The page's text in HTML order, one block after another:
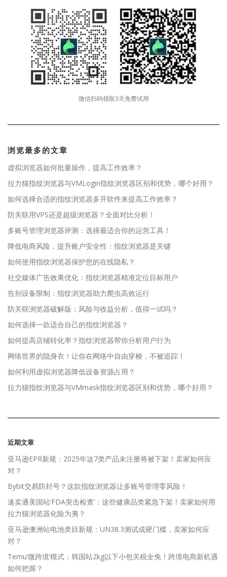
微信扫码领取3天免费试用
浏览最多的文章
虚拟浏览器如何批量操作，提高工作效率？
拉力猫指纹浏览器与VMLogin指纹浏览器区别和优势，哪个好用？
如何选择合适的指纹浏览器多开软件来提高工作效率？
防关联用VPS还是超级浏览器？全面对比分析！
多账号管理浏览器评测：选择最适合你的运营工具！
降低电商风险，提升账户安全性：指纹浏览器是关键
如何使用指纹浏览器保护您的在线隐私？
社交媒体广告效果优化：指纹浏览器精准定位目标用户
告别设备限制：指纹浏览器助力爬虫高效运行
防关联浏览器破解版：风险与收益分析，值得一试吗？
如何选择一款适合自己的指纹浏览器？
如何提高店铺转化率？指纹浏览器帮你分析用户行为
网络世界的隐身衣！让你在网络中自由穿梭，不被追踪！
如何利用虚拟浏览器降低设备资源占用？
拉力猫指纹浏览器与VMmask指纹浏览器区别和优势，哪个好用？
近期文章
亚马逊EPR新规：2025年这7类产品未注册将被下架！卖家如何应
对？
Bybit交易防封号？这款指纹浏览器让多账号管理零风险！
速卖通美国站‘FDA突击检查’：这些健康品类紧急下架！卖家如何用
拉力猫浏览器化险为夷？
亚马逊澳洲站电池类目新规：UN38.3测试成硬门槛，卖家如何应
对？
Temu‘微跨境’模式：韩国站2kg以下小包关税全免！跨境电商新机遇
如何把握？